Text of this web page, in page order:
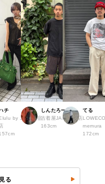
チ
Elulu by JAM 原宿
しんたろー
古着屋JAM 仙台店
163cm
てる
memura
172cm
る